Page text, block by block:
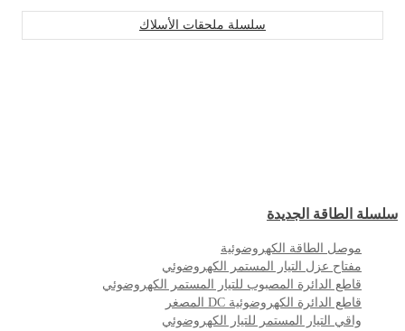
سلسلة ملحقات الأسلاك
سلسلة الطاقة الجديدة
موصل الطاقة الكهروضوئية
مفتاح عزل التيار المستمر الكهروضوئي
قاطع الدائرة المصبوب للتيار المستمر الكهروضوئي
قاطع الدائرة الكهروضوئية DC المصغر
واقي التيار المستمر للتيار الكهروضوئي